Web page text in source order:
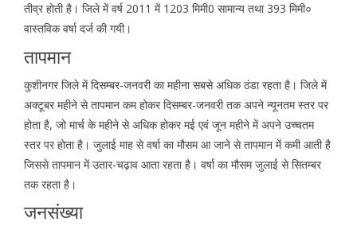
तीव्र होती है। जिले में वर्ष 2011 में 1203 मिमी0 सामान्य तथा 393 मिमी०
वास्तविक वर्षा दर्ज की गयी।
तापमान
कुशीनगर जिले में दिसम्बर-जनवरी का महीना सबसे अधिक ठंडा रहता है। जिले में
अक्टूबर महीने से तापमान कम होकर दिसम्बर-जनवरी तक अपने न्यूनतम स्तर पर
होता है, जो मार्च के महीने से अधिक होकर मई एवं जून महीने में अपने उच्चतम
स्तर पर होता है। जुलाई माह से वर्षा का मौसम आ जाने से तापमान में कमी आती है
जिससे तापमान में उतार-चढ़ाव आता रहता है। वर्षा का मौसम जुलाई से सितम्बर
तक रहता है।
जनसंख्या